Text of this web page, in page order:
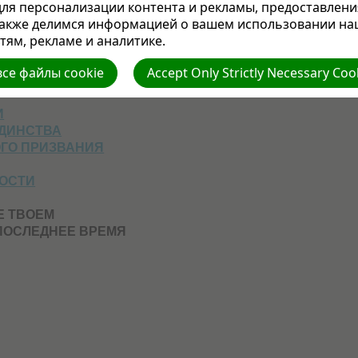
ПРИЗВАНИЯ
ТВОЕМ
ВРЕМЯ
персонализации контента и рекламы,
делимся информацией о вашем использовании
рекламе и аналитике.
Accept Only Strictly Necessary
файлы cookie